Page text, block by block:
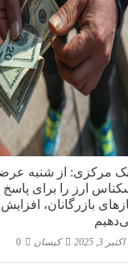
مرکزی: از شنبه
ارز را برای پاسخ
بازرگانان، افزایش
اکتبر 3, 2025 کیسان 0